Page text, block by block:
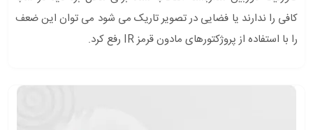
کافی را ندارند یا فضایی در تصویر تاریک می شود می توان این ضعف
را با استفاده از پروژکتورهای مادون قرمز IR رفع کرد.